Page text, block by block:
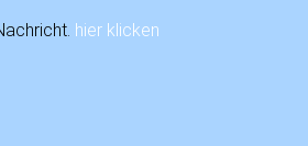
hier klicken